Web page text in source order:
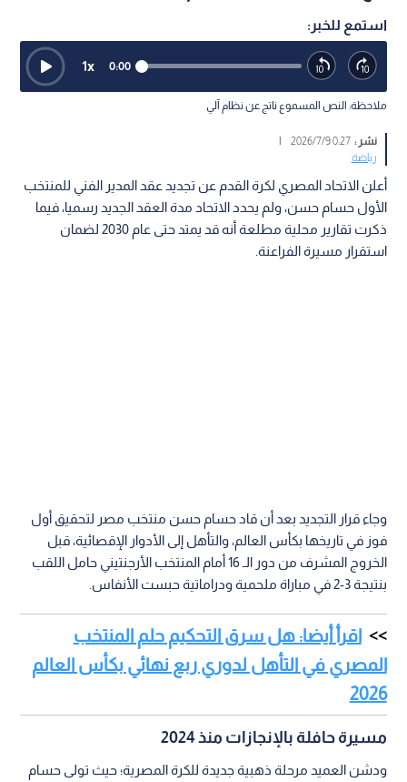
استمع للخبر:
0:00
1x
ملاحظة: النص المسموع ناتج عن نظام آلي
نشر :0:27 2026/7/9
|
رياضة
أعلن الاتحاد المصري لكرة القدم عن تجديد عقد المدير الفني للمنتخب
الأول حسام حسن، ولم يحدد الاتحاد مدة العقد الجديد رسميا، فيما
ذكرت تقارير محلية مطلعة أنه قد يمتد حتى عام 2030 لضمان
استقرار مسيرة الفراعنة.
وجاء قرار التجديد بعد أن قاد حسام حسن منتخب مصر لتحقيق أول
فوز في تاريخها بكأس العالم، والتأهل إلى الأدوار الإقصائية، قبل
الخروج المشرف من دور الـ 16 أمام المنتخب الأرجنتيني حامل اللقب
بنتيجة 3-2 في مباراة ملحمية ودراماتية حبست الأنفاس.
اقرأ أيضا: هل سرق التحكيم حلم المنتخب
المصري في التأهل لدوري ربع نهائي بكأس العالم
2026
مسيرة حافلة بالإنجازات منذ 2024
ودشن العميد مرحلة ذهبية جديدة للكرة المصرية؛ حيث تولى حسام